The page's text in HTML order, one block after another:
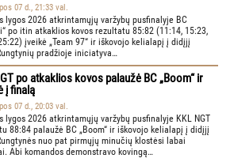
07 d., 21:33 val.
lygos 2026 atkrintamųjų varžybų pusfinalyje BC
po itin atkaklios kovos rezultatu 85:82 (11:14, 15:23,
įveikė „Team 97“ ir iškovojo kelialapį į didįjį
pradžioje iniciatyva…
po atkaklios kovos palaužė BC „Boom“ ir
į finalą
07 d., 20:03 val.
lygos 2026 atkrintamųjų varžybų pusfinalyje KKL NGT
88:84 palaužė BC „Boom“ ir iškovojo kelialapį į didįjį
nuo pat pirmųjų minučių klostėsi labai
Abi komandos demonstravo kovingą…